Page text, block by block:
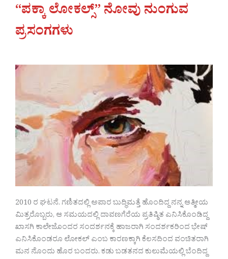
“ಪಕ್ಕಾ ಲೋಕಲ್ಸ್” ನೋವು ನುಂಗುವ
ಪ್ರಸಂಗಗಳು
2010 ರ ಘಟನೆ. ಗಣಿತದಲ್ಲಿ ಅಪಾರ ಬುದ್ಧಿಮತ್ತೆ ಹೊಂದಿದ್ದ ನನ್ನ ಆತ್ಮೀಯ
ಮಿತ್ರರೊಬ್ಬರು, ಆ ಸಮಯದಲ್ಲಿ ದಾವಣಗೆರೆಯ ಪ್ರತಿಷ್ಠಿತ ಎನಿಸಿಕೊಂಡಿದ್ದ
ಖಾಸಗಿ ಕಾಲೇಜೊಂದರ ಸಂದರ್ಶನಕ್ಕೆ ಹಾಜರಾಗಿ ಸಂದರ್ಶಕರಿಂದ ಭೇಷ್
ಎನಿಸಿಕೊಂಡರೂ ಲೋಕಲ್ ಎಂಬ ಕಾರಣಕ್ಕಾಗಿ ಕೆಲಸದಿಂದ ವಂಚಿತರಾಗಿ
ಮನ ನೊಂದು ಹೊರ ಬಂದರು. ಕಡು ಬಡತನದ ಕುಲುಮೆಯಲ್ಲಿ ಬೆಂದಿದ್ದ